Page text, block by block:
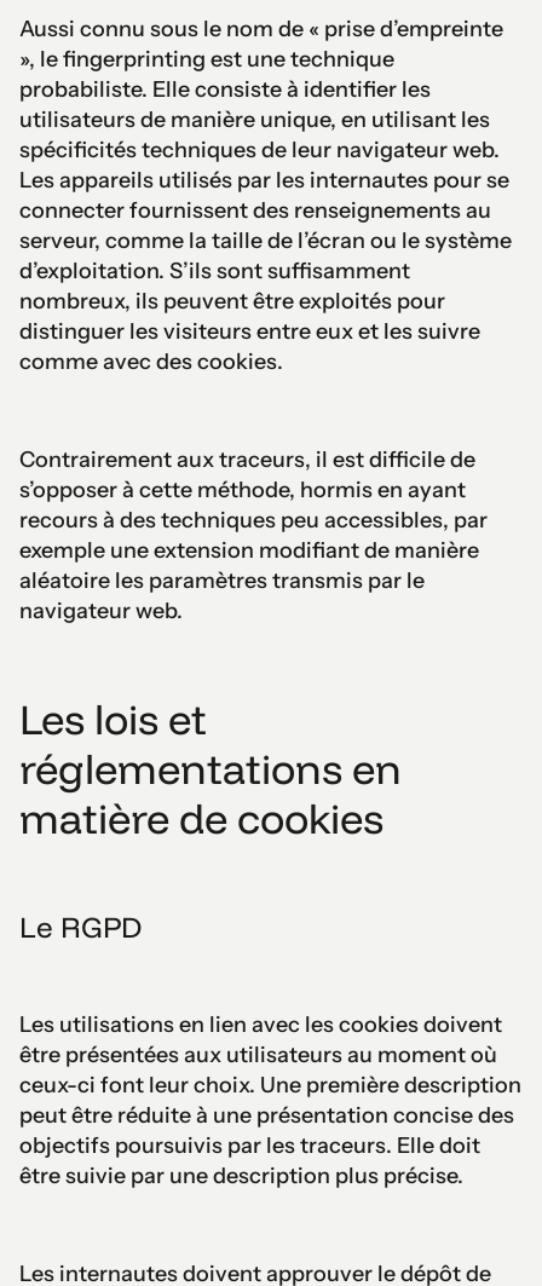
Aussi connu sous le nom de « prise d’empreinte
», le fingerprinting est une technique
probabiliste. Elle consiste à identifier les
utilisateurs de manière unique, en utilisant les
spécificités techniques de leur navigateur web.
Les appareils utilisés par les internautes pour se
connecter fournissent des renseignements au
serveur, comme la taille de l’écran ou le système
d’exploitation. S’ils sont suffisamment
nombreux, ils peuvent être exploités pour
distinguer les visiteurs entre eux et les suivre
comme avec des cookies.
Contrairement aux traceurs, il est difficile de
s’opposer à cette méthode, hormis en ayant
recours à des techniques peu accessibles, par
exemple une extension modifiant de manière
aléatoire les paramètres transmis par le
navigateur web.
Les lois et
réglementations en
matière de cookies
Le RGPD
Les utilisations en lien avec les cookies doivent
être présentées aux utilisateurs au moment où
ceux-ci font leur choix. Une première description
peut être réduite à une présentation concise des
objectifs poursuivis par les traceurs. Elle doit
être suivie par une description plus précise.
Les internautes doivent approuver le dépôt de